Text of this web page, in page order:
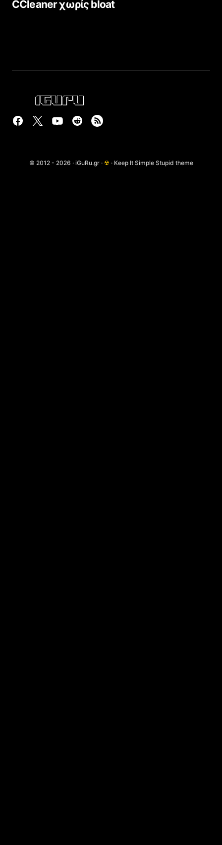
CCleaner χωρίς bloat
© 2012 - 2026 · iGuRu.gr · ☢ · Keep It Simple Stupid theme